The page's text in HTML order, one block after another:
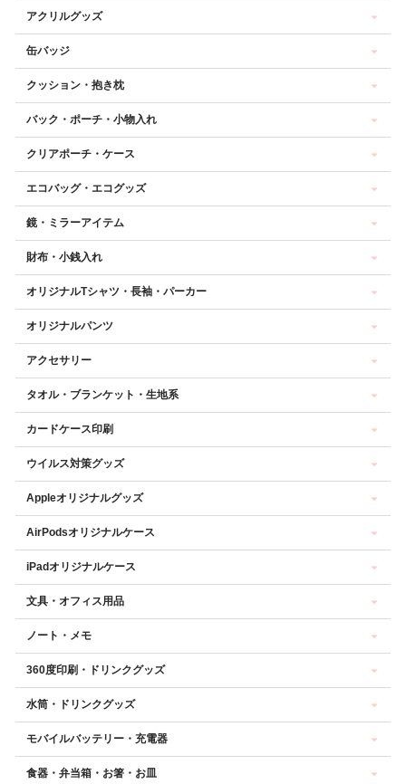
アクリルグッズ
缶バッジ
クッション・抱き枕
バック・ポーチ・小物入れ
クリアポーチ・ケース
エコバッグ・エコグッズ
鏡・ミラーアイテム
財布・小銭入れ
オリジナルTシャツ・長袖・パーカー
オリジナルパンツ
アクセサリー
タオル・ブランケット・生地系
カードケース印刷
ウイルス対策グッズ
Appleオリジナルグッズ
AirPodsオリジナルケース
iPadオリジナルケース
文具・オフィス用品
ノート・メモ
360度印刷・ドリンクグッズ
水筒・ドリンクグッズ
モバイルバッテリー・充電器
食器・弁当箱・お箸・お皿